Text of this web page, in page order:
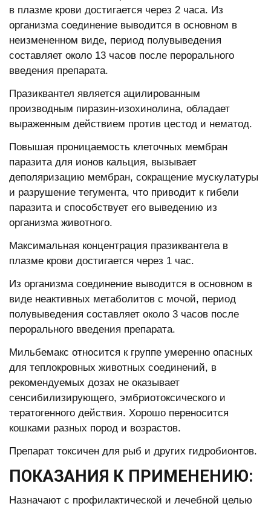
в плазме крови достигается через 2 часа. Из
организма соединение выводится в основном в
неизмененном виде, период полувыведения
составляет около 13 часов после перорального
введения препарата.
Празиквантел является ацилированным
производным пиразин-изохинолина, обладает
выраженным действием против цестод и нематод.
Повышая проницаемость клеточных мембран
паразита для ионов кальция, вызывает
деполяризацию мембран, сокращение мускулатуры
и разрушение тегумента, что приводит к гибели
паразита и способствует его выведению из
организма животного.
Максимальная концентрация празиквантела в
плазме крови достигается через 1 час.
Из организма соединение выводится в основном в
виде неактивных метаболитов с мочой, период
полувыведения составляет около 3 часов после
перорального введения препарата.
Мильбемакс относится к группе умеренно опасных
для теплокровных животных соединений, в
рекомендуемых дозах не оказывает
сенсибилизирующего, эмбриотоксического и
тератогенного действия. Хорошо переносится
кошками разных пород и возрастов.
Препарат токсичен для рыб и других гидробионтов.
ПОКАЗАНИЯ К ПРИМЕНЕНИЮ:
Назначают с профилактической и лечебной целью